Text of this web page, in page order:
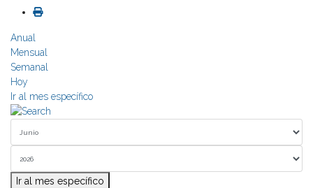
Anual
Mensual
Semanal
Hoy
Ir al mes específico
Ir al mes específico